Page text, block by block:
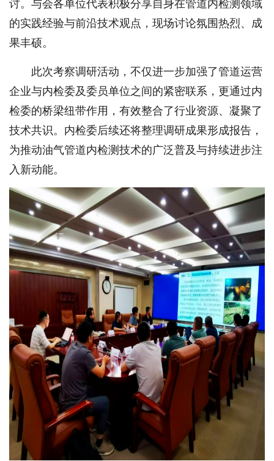
讨。与会各单位代表积极分享自身在管道内检测领域
的实践经验与前沿技术观点，现场讨论氛围热烈、成
果丰硕。
此次考察调研活动，不仅进一步加强了管道运营
企业与内检委及委员单位之间的紧密联系，更通过内
检委的桥梁纽带作用，有效整合了行业资源、凝聚了
技术共识。内检委后续还将整理调研成果形成报告，
为推动油气管道内检测技术的广泛普及与持续进步注
入新动能。